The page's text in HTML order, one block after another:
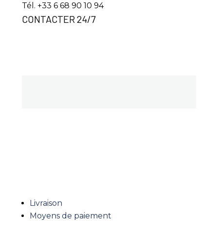
Tél. +33 6 68 90 10 94
CONTACTER 24/7
Livraison
Moyens de paiement